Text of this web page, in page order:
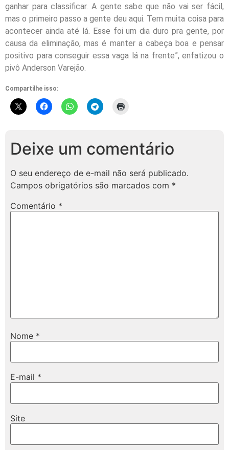
ganhar para classificar. A gente sabe que não vai ser fácil,
mas o primeiro passo a gente deu aqui. Tem muita coisa para
acontecer ainda até lá. Esse foi um dia duro pra gente, por
causa da eliminação, mas é manter a cabeça boa e pensar
positivo para conseguir essa vaga lá na frente”, enfatizou o
pivô Anderson Varejão.
Compartilhe isso:
Deixe um comentário
O seu endereço de e-mail não será publicado.
Campos obrigatórios são marcados com *
Comentário *
Nome *
E-mail *
Site